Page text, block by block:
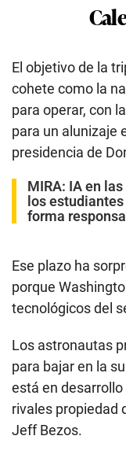
El objetivo de la
cohete como la
para operar, con
para un alunizaje
presidencia de
MIRA: IA en
los
forma
Ese plazo ha
porque
tecnológicos del
Los astronautas
para bajar en la
está en
rivales propiedad
Jeff Bezos.